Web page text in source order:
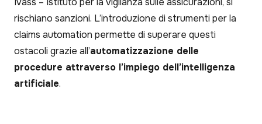
rischiano sanzioni. L’introduzione di strumenti per la
claims automation permette di superare questi
ostacoli grazie all’automatizzazione delle
procedure attraverso l’impiego dell’intelligenza
artificiale.